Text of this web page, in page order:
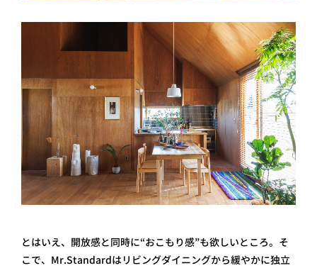
とはいえ、開放感と同時に“おこもり感”も欲しいところ。そ
こで、Mr.Standardはリビングダイニングから緩やかに独立